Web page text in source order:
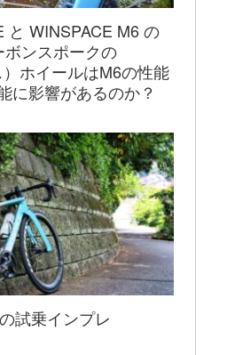
と WINSPACE M6 の
ンスポークの
ホイールはM6の性能
に影響があるのか？
試乗インプレ